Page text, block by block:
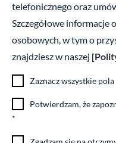
telefonicznego oraz
Szczegółowe informacje
osobowych, w tym o
znajdziesz w naszej
z
a
Zaznacz wszystkie pola
o
Potwierdzam, że
*